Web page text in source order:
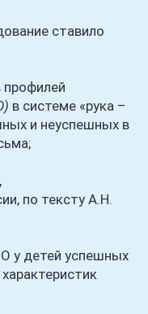
ставило
в системе «рука –
и неуспешных в
по тексту А.Н.
детей успешных